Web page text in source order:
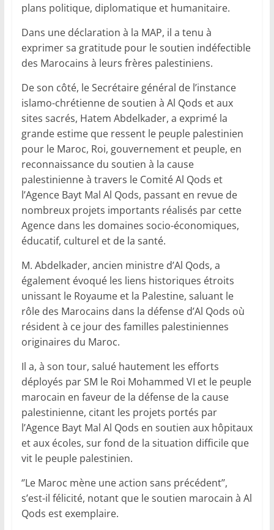
plans politique, diplomatique et humanitaire.
Dans une déclaration à la MAP, il a tenu à
exprimer sa gratitude pour le soutien indéfectible
des Marocains à leurs frères palestiniens.
De son côté, le Secrétaire général de l’instance
islamo-chrétienne de soutien à Al Qods et aux
sites sacrés, Hatem Abdelkader, a exprimé la
grande estime que ressent le peuple palestinien
pour le Maroc, Roi, gouvernement et peuple, en
reconnaissance du soutien à la cause
palestinienne à travers le Comité Al Qods et
l’Agence Bayt Mal Al Qods, passant en revue de
nombreux projets importants réalisés par cette
Agence dans les domaines socio-économiques,
éducatif, culturel et de la santé.
M. Abdelkader, ancien ministre d’Al Qods, a
également évoqué les liens historiques étroits
unissant le Royaume et la Palestine, saluant le
rôle des Marocains dans la défense d’Al Qods où
résident à ce jour des familles palestiniennes
originaires du Maroc.
Il a, à son tour, salué hautement les efforts
déployés par SM le Roi Mohammed VI et le peuple
marocain en faveur de la défense de la cause
palestinienne, citant les projets portés par
l’Agence Bayt Mal Al Qods en soutien aux hôpitaux
et aux écoles, sur fond de la situation difficile que
vit le peuple palestinien.
‘’Le Maroc mène une action sans précédent’’,
s’est-il félicité, notant que le soutien marocain à Al
Qods est exemplaire.